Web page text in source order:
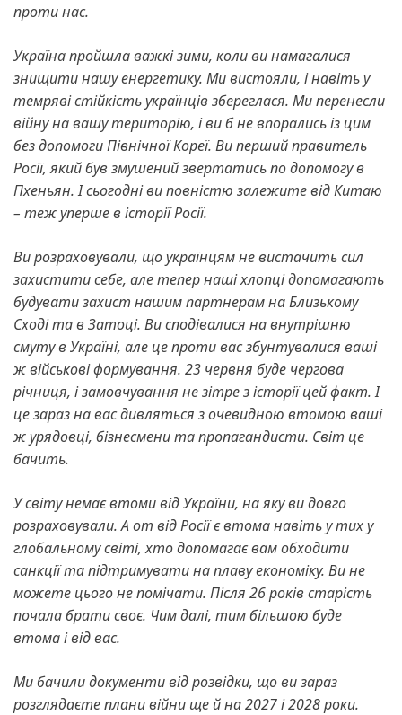
проти нас.
Україна пройшла важкі зими, коли ви намагалися
знищити нашу енергетику. Ми вистояли, і навіть у
темряві стійкість українців збереглася. Ми перенесли
війну на вашу територію, і ви б не впорались із цим
без допомоги Північної Кореї. Ви перший правитель
Росії, який був змушений звертатись по допомогу в
Пхеньян.І сьогодні ви повністю залежите від Китаю
– теж уперше в історії Росії.
Ви розраховували, що українцям не вистачить сил
захистити себе, але тепер наші хлопці допомагають
будувати захист нашим партнерам на Близькому
Сході та в Затоці. Ви сподівалися на внутрішню
смуту в Україні, але це проти вас збунтувалися ваші
ж військові формування. 23 червня буде чергова
річниця, і замовчування не зітре з історії цей факт.І
це зараз на вас дивляться з очевидною втомою ваші
ж урядовці, бізнесмени та пропагандисти. Світ це
бачить.
У світу немає втоми від України, на яку ви довго
розраховували. А от від Росії є втома навіть у тих у
глобальному світі, хто допомагає вам обходити
санкції та підтримувати на плаву економіку. Ви не
можете цього не помічати. Після 26 років старість
почала брати своє. Чим далі, тим більшою буде
втома і від вас.
Ми бачили документи від розвідки, що ви зараз
розглядаєте плани війни ще й на 2027 і 2028 роки.